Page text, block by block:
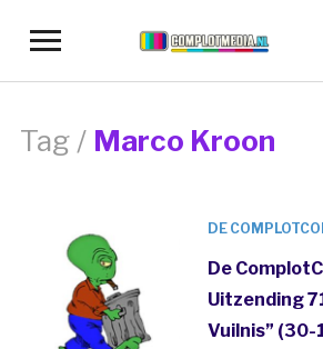
Toggle
navigation
Tag / Marco Kroon
DE
De
Uitzending
Vuilnis” (30-